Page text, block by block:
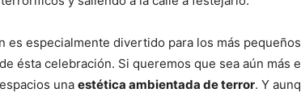
es especialmente divertido para los más
ésta celebración. Si queremos que sea aún más
una estética ambientada de terror. Y